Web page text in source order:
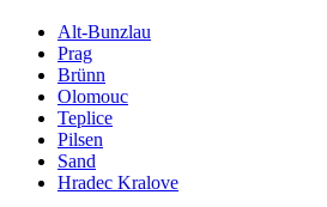
Alt-Bunzlau
Prag
Brünn
Olomouc
Teplice
Pilsen
Sand
Hradec Kralove